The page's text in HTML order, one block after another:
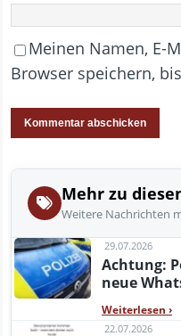
Meinen Namen, E-
Browser speichern,
Mehr zu
Weitere Nachrichten
29.07.2026
Achtung:
neue
Weiterlesen ›
22.07.2026